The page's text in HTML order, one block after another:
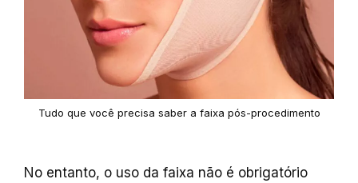
Tudo que você precisa saber a faixa pós-procedimento
No entanto, o uso da faixa não é obrigatório